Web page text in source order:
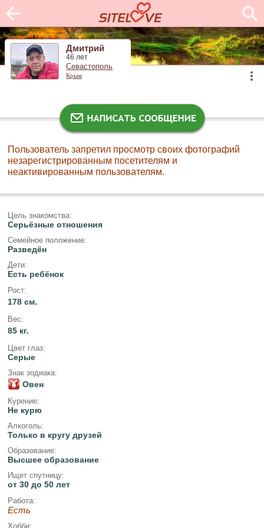
Дмитрий
46 лет
Севастополь
Крым
Пользователь запретил просмотр своих фотографий
незарегистрированным посетителям и
неактивированным пользователям.
Цель знакомства:
Серьёзные отношения
Семейное положение:
Разведён
Дети:
Есть ребёнок
Рост:
178 см.
Вес:
85 кг.
Цвет глаз:
Серые
Знак зодиака:
Овен
Курение:
Не курю
Алкоголь:
Только в кругу друзей
Образование:
Высшее образование
Ищет спутницу:
от 30 до 50 лет
Работа:
Есть
Хобби: